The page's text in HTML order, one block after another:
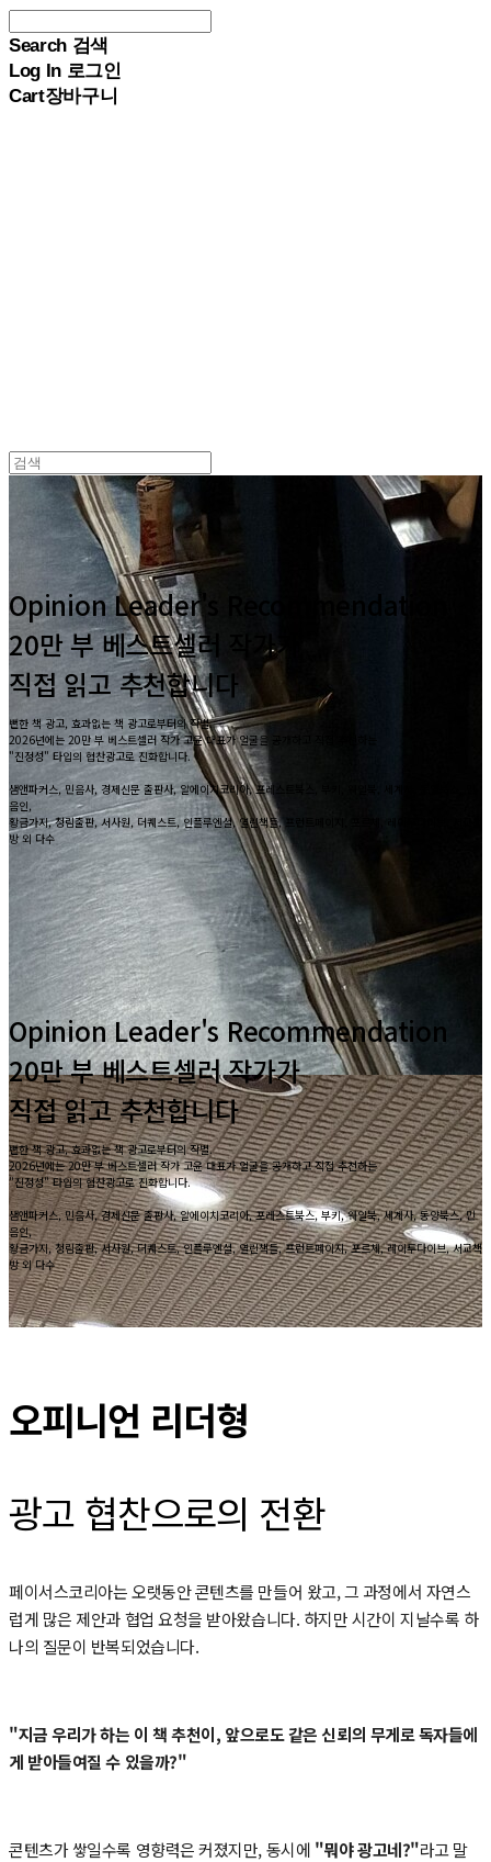
Search 검색
Log In 로그인
Cart장바구니
Opinion Leader's Recommendation
20만 부 베스트셀러 작가가
직접 읽고 추천합니다
뻔한 책 광고, 효과없는 책 광고로부터의 작별.
2026년에는 20만 부 베스트셀러 작가 고윤 대표가 얼굴을 공개하고 직접 추천하는
"진정성" 타입의 협찬광고로 진화합니다.
샘앤파커스, 민음사, 경제신문 출판사, 알에이치코리아, 포레스트북스, 부키, 웨일북, 세계사, 동양북스, 민
음인,
황금가지, 청림출판, 서사원, 더퀘스트, 인플루엔셜, 열린책들, 프런트페이지, 포르체, 레이투다이브, 서교책
방 외 다수
Opinion Leader's Recommendation
20만 부 베스트셀러 작가가
직접 읽고 추천합니다
뻔한 책 광고, 효과없는 책 광고로부터의 작별.
2026년에는 20만 부 베스트셀러 작가 고윤 대표가 얼굴을 공개하고 직접 추천하는
"진정성" 타입의 협찬광고로 진화합니다.
샘앤파커스, 민음사, 경제신문 출판사, 알에이치코리아, 포레스트북스, 부키, 웨일북, 세계사, 동양북스, 민
음인,
황금가지, 청림출판, 서사원, 더퀘스트, 인플루엔셜, 열린책들, 프런트페이지, 포르체, 레이투다이브, 서교책
방 외 다수
오피니언 리더형
광고 협찬으로의 전환
페이서스코리아는 오랫동안 콘텐츠를 만들어 왔고, 그 과정에서 자연스
럽게 많은 제안과 협업 요청을 받아왔습니다. 하지만 시간이 지날수록 하
나의 질문이 반복되었습니다.
"지금 우리가 하는 이 책 추천이, 앞으로도 같은 신뢰의 무게로 독자들에
게 받아들여질 수 있을까?"
콘텐츠가 쌓일수록 영향력은 커졌지만, 동시에 "뭐야 광고네?"라고 말